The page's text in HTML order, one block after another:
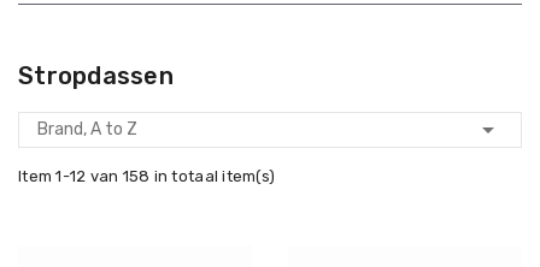
Stropdassen
Brand, A to Z 
Item 1-12 van 158 in totaal item(s)